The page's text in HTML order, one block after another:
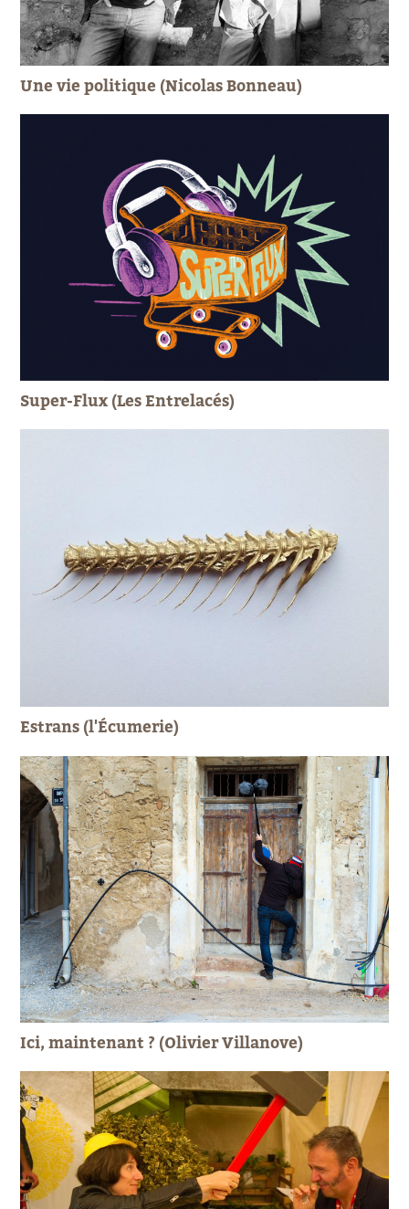
Une vie politique (Nicolas Bonneau)
Super-Flux (Les Entrelacés)
Estrans (l'Écumerie)
Ici, maintenant ? (Olivier Villanove)